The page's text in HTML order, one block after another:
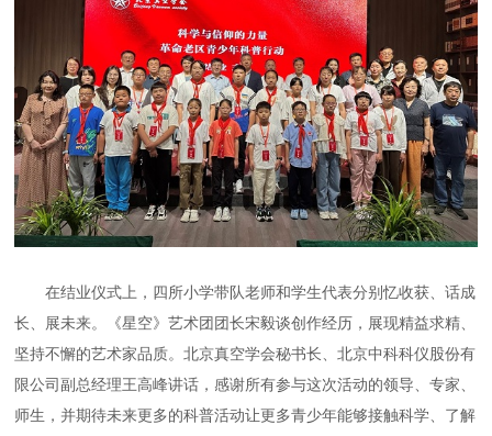
在结业仪式上，四所小学带队老师和学生代表分别忆收获、话成
长、展未来。《星空》艺术团团长宋毅谈创作经历，展现精益求精、
坚持不懈的艺术家品质。北京真空学会秘书长、北京中科科仪股份有
限公司副总经理王高峰讲话，感谢所有参与这次活动的领导、专家、
师生，并期待未来更多的科普活动让更多青少年能够接触科学、了解